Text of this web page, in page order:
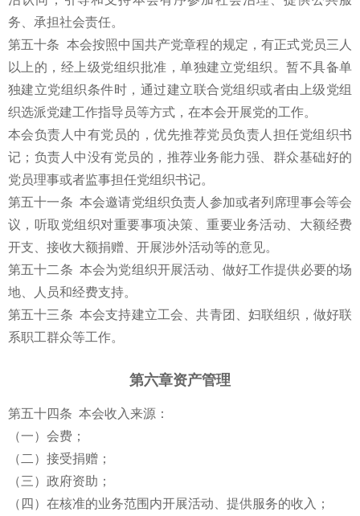
务、承担社会责任。
第五十条 本会按照中国共产党章程的规定，有正式党员三人
以上的，经上级党组织批准，单独建立党组织。暂不具备单
独建立党组织条件时，通过建立联合党组织或者由上级党组
织选派党建工作指导员等方式，在本会开展党的工作。
本会负责人中有党员的，优先推荐党员负责人担任党组织书
记；负责人中没有党员的，推荐业务能力强、群众基础好的
党员理事或者监事担任党组织书记。
第五十一条 本会邀请党组织负责人参加或者列席理事会等会
议，听取党组织对重要事项决策、重要业务活动、大额经费
开支、接收大额捐赠、开展涉外活动等的意见。
第五十二条 本会为党组织开展活动、做好工作提供必要的场
地、人员和经费支持。
第五十三条 本会支持建立工会、共青团、妇联组织，做好联
系职工群众等工作。
第六章资产管理
第五十四条 本会收入来源：
（一）会费；
（二）接受捐赠；
（三）政府资助；
（四）在核准的业务范围内开展活动、提供服务的收入；